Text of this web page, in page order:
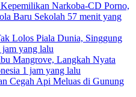
Narkoba-CD Porno,
Baru Sekolah 57 menit yang
Lolos Piala Dunia, Singgung
jam yang lalu
Mangrove, Langkah Nyata
1 jam yang lalu
Cegah Api Meluas di Gunung